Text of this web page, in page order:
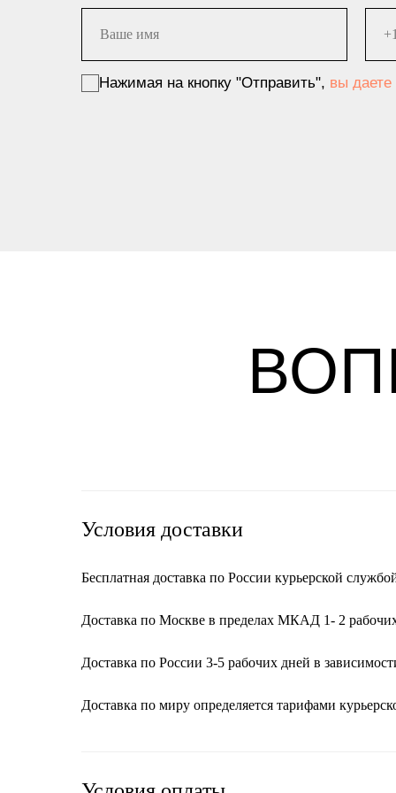
Нажимая на кнопку "Отправить", вы даете
Условия доставки
Бесплатная доставка по России курьерской
Доставка по Москве в пределах МКАД 1- 2
Доставка по России 3-5 рабочих дней в
Доставка по миру определяется тарифами